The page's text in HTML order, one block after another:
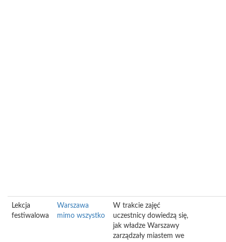
Lekcja
festiwalowa
Warszawa
mimo wszystko
W trakcie zajęć
uczestnicy dowiedzą się,
jak władze Warszawy
zarządzały miastem we